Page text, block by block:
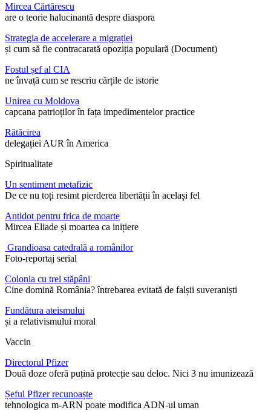
Mircea Cărtărescu
are o teorie halucinantă despre diaspora
Strategia de accelerare a migrației
și cum să fie contracarată opoziția populară (Document)
Fostul șef al CIA
ne învață cum se rescriu cărțile de istorie
Unirea cu Moldova
capcana patrioților în fața impedimentelor practice
Rătăcirea
delegației AUR în America
Spiritualitate
Un sentiment metafizic
De ce nu toți resimt pierderea libertății în același fel
Antidot pentru frica de moarte
Mircea Eliade și moartea ca inițiere
Grandioasa catedrală a românilor
Foto-reportaj serial
Colonia cu trei stăpâni
Cine domină România? întrebarea evitată de falșii suveraniști
Fundătura ateismului
și a relativismului moral
Vaccin
Directorul Pfizer
Două doze oferă puțină protecție sau deloc. Nici 3 nu imunizează
Șeful Pfizer recunoaște
tehnologica m-ARN poate modifica ADN-ul uman